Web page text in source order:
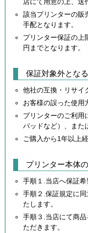
該当プリンターの販
手配となります。
プリンター保証の上
円までとなります。
保証対象外とな
他社の互換・リサイ
お客様の誤った使用
プリンターのご利用
パッドなど）、また
ご購入から1年以上
プリンター本体
手順１.当店へ保証希
手順２.保証規定に
たします。
手順３.当店にて商
ただきます。